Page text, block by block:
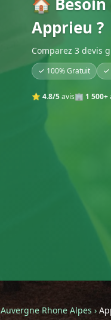
Apprieu ?
Comparez 3 devis
✓ 100% Gratuit ✓
⭐ 4.8/5avis🏢 1 500+
Auvergne Rhone Alpes ›